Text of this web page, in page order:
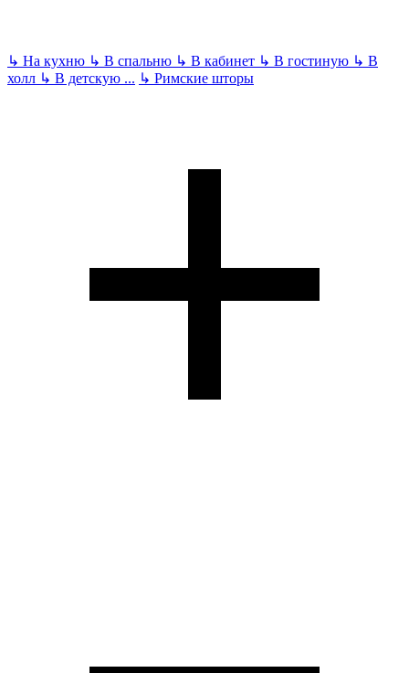
↳ На кухню ↳ В спальню ↳ В кабинет ↳ В гостиную ↳ В
холл ↳ В детскую ... ↳ Римские шторы